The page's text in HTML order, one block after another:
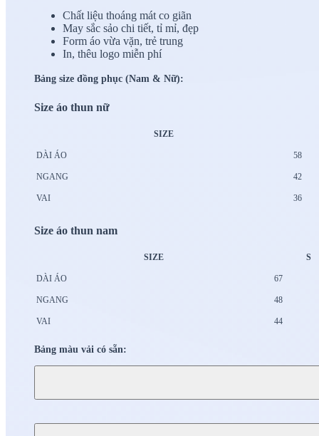
Chất liệu thoáng mát co giãn
May sắc sảo chi tiết, tỉ mỉ, đẹp
Form áo vừa vặn, trẻ trung
In, thêu logo miễn phí
Bảng size đồng phục (Nam & Nữ):
Size áo thun nữ
SIZE
DÀI ÁO 58
NGANG 42
VAI 36
Size áo thun nam
SIZE S
DÀI ÁO 67
NGANG 48
VAI 44
Bảng màu vải có sẵn: